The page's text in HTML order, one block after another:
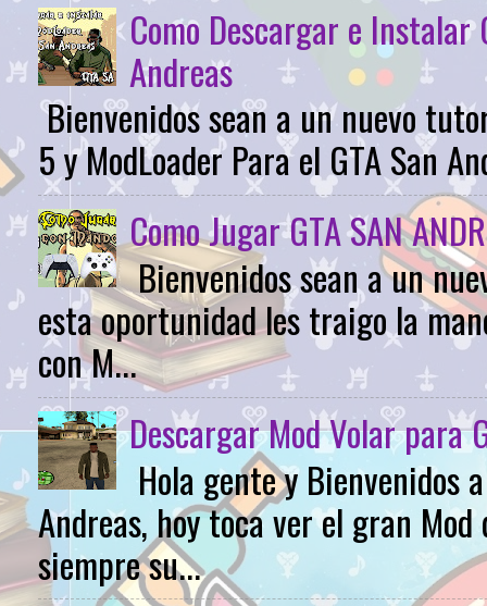
Como Descargar e Instalar
Andreas
Bienvenidos sean a un nuevo
5 y ModLoader Para el GTA San
Como Jugar GTA SAN
Bienvenidos sean a un
esta oportunidad les traigo la
con M...
Descargar Mod Volar para
Hola gente y Bienvenidos
Andreas, hoy toca ver el gran
siempre su...